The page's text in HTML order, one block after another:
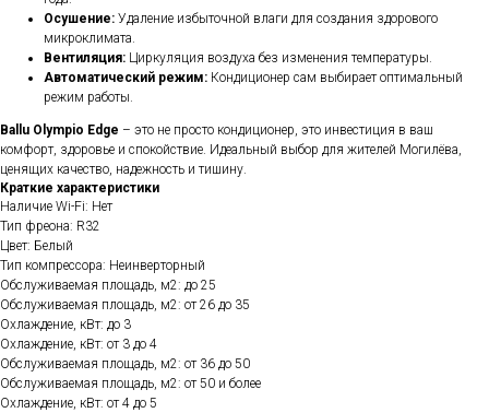
Осушение: Удаление избыточной влаги для создания здорового
микроклимата.
Вентиляция: Циркуляция воздуха без изменения температуры.
Автоматический режим: Кондиционер сам выбирает оптимальный
режим работы.
Ballu Olympio Edge – это не просто кондиционер, это инвестиция в ваш
комфорт, здоровье и спокойствие. Идеальный выбор для жителей Могилёва,
ценящих качество, надежность и тишину.
Краткие характеристики
Наличие Wi-Fi: Нет
Тип фреона: R32
Цвет: Белый
Тип компрессора: Неинверторный
Обслуживаемая площадь, м2: до 25
Обслуживаемая площадь, м2: от 26 до 35
Охлаждение, кВт: до 3
Охлаждение, кВт: от 3 до 4
Обслуживаемая площадь, м2: от 36 до 50
Обслуживаемая площадь, м2: от 50 и более
Охлаждение, кВт: от 4 до 5